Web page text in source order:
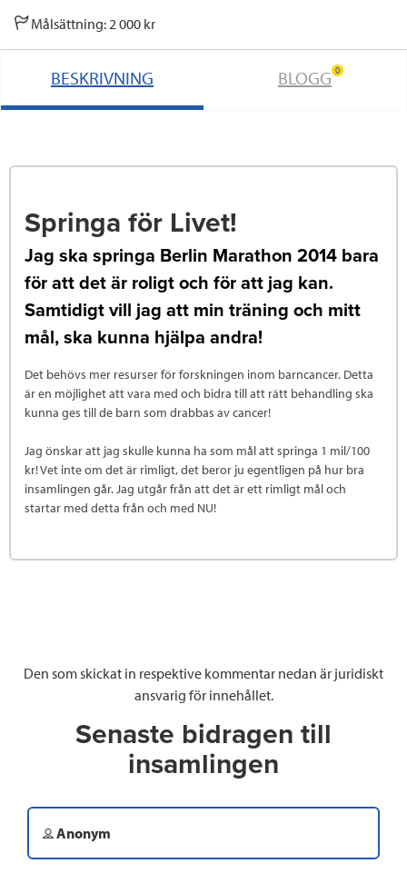
Målsättning: 2 000 kr
BESKRIVNING BLOGG 0
Springa för Livet!
Jag ska springa Berlin Marathon 2014 bara
för att det är roligt och för att jag kan.
Samtidigt vill jag att min träning och mitt
mål, ska kunna hjälpa andra!
Det behövs mer resurser för forskningen inom barncancer. Detta
är en möjlighet att vara med och bidra till att rätt behandling ska
kunna ges till de barn som drabbas av cancer!
Jag önskar att jag skulle kunna ha som mål att springa 1 mil/100
kr! Vet inte om det är rimligt, det beror ju egentligen på hur bra
insamlingen går. Jag utgår från att det är ett rimligt mål och
startar med detta från och med NU!
Den som skickat in respektive kommentar nedan är juridiskt
ansvarig för innehållet.
Senaste bidragen till
insamlingen
Anonym